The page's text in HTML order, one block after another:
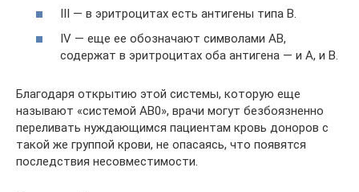
III — в эритроцитах есть антигены типа В.
IV — еще ее обозначают символами АВ,
содержат в эритроцитах оба антигена — и А, и В.
Благодаря открытию этой системы, которую еще
называют «системой АВ0», врачи могут безбоязненно
переливать нуждающимся пациентам кровь доноров с
такой же группой крови, не опасаясь, что появятся
последствия несовместимости.